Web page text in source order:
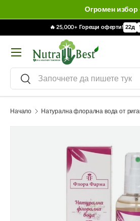
Огромен избор - 99,995
🔥 25,000+ Горещи оферти! 22д
Търсене
Търсене
Меню
Начало Натурална флорална вода от